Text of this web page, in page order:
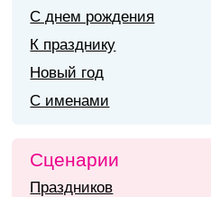
С днем рождения
К празднику
Новый год
С именами
Сценарии
Праздников